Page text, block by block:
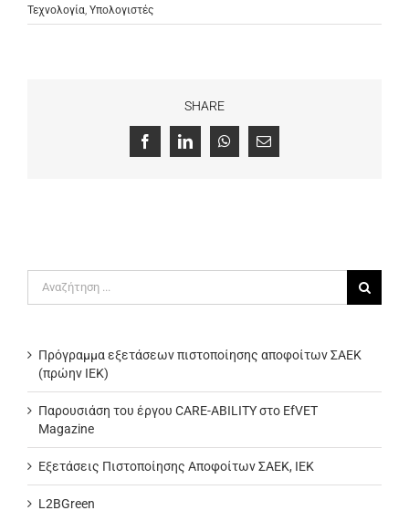
Τεχνολογία, Υπολογιστές
SHARE
FacebookLinkedInWhatsApp
Email
Πρόγραμμα εξετάσεων πιστοποίησης αποφοίτων ΣΑΕΚ
(πρώην ΙΕΚ)
Παρουσιάση του έργου CARE-ABILITY στο EfVET
Magazine
Εξετάσεις Πιστοποίησης Αποφοίτων ΣΑΕΚ, ΙΕΚ
L2BGreen